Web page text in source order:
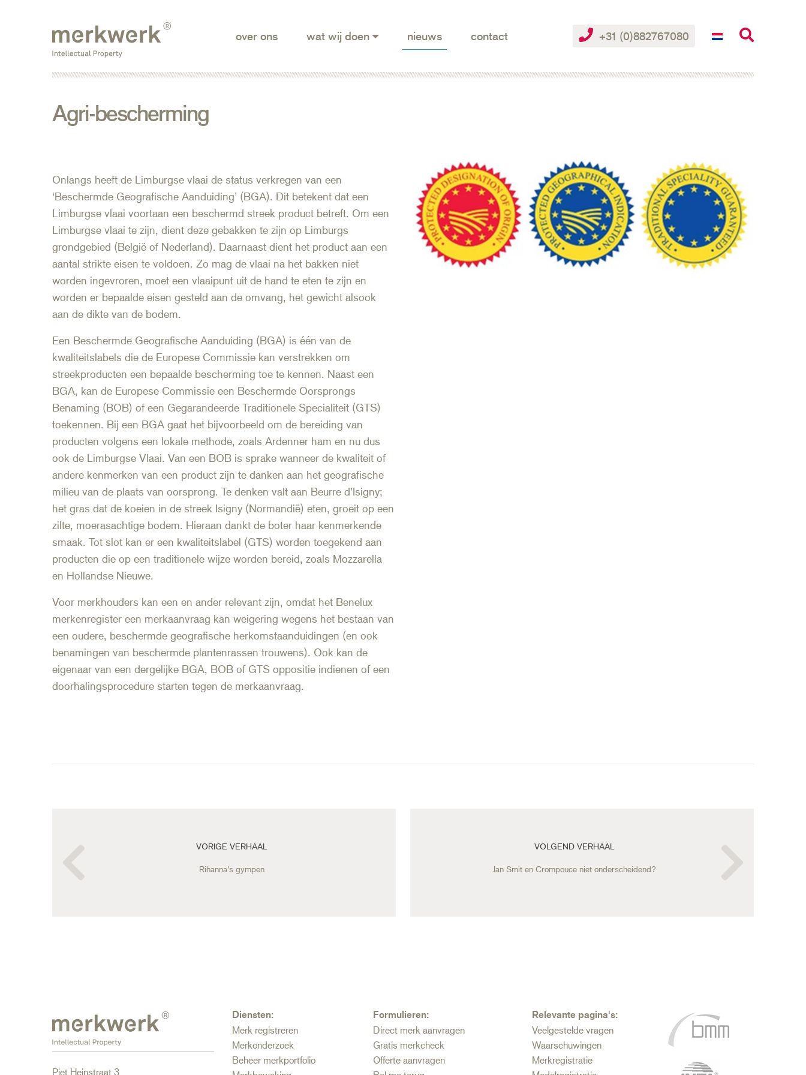
over ons wat wij doen nieuws contact +31 (0)882767080
Agri-bescherming
Onlangs heeft de Limburgse vlaai de status verkregen van een
‘Beschermde Geografische Aanduiding’ (BGA). Dit betekent dat een
Limburgse vlaai voortaan een beschermd streek product betreft. Om een
Limburgse vlaai te zijn, dient deze gebakken te zijn op Limburgs
grondgebied (België of Nederland). Daarnaast dient het product aan een
aantal strikte eisen te voldoen. Zo mag de vlaai na het bakken niet
worden ingevroren, moet een vlaaipunt uit de hand te eten te zijn en
worden er bepaalde eisen gesteld aan de omvang, het gewicht alsook
aan de dikte van de bodem.
Een Beschermde Geografische Aanduiding (BGA) is één van de
kwaliteitslabels die de Europese Commissie kan verstrekken om
streekproducten een bepaalde bescherming toe te kennen. Naast een
BGA, kan de Europese Commissie een Beschermde Oorsprongs
Benaming (BOB) of een Gegarandeerde Traditionele Specialiteit (GTS)
toekennen. Bij een BGA gaat het bijvoorbeeld om de bereiding van
producten volgens een lokale methode, zoals Ardenner ham en nu dus
ook de Limburgse Vlaai. Van een BOB is sprake wanneer de kwaliteit of
andere kenmerken van een product zijn te danken aan het geografische
milieu van de plaats van oorsprong. Te denken valt aan Beurre d’Isigny;
het gras dat de koeien in de streek Isigny (Normandië) eten, groeit op een
zilte, moerasachtige bodem. Hieraan dankt de boter haar kenmerkende
smaak. Tot slot kan er een kwaliteitslabel (GTS) worden toegekend aan
producten die op een traditionele wijze worden bereid, zoals Mozzarella
en Hollandse Nieuwe.
Voor merkhouders kan een en ander relevant zijn, omdat het Benelux
merkenregister een merkaanvraag kan weigering wegens het bestaan van
een oudere, beschermde geografische herkomstaanduidingen (en ook
benamingen van beschermde plantenrassen trouwens). Ook kan de
eigenaar van een dergelijke BGA, BOB of GTS oppositie indienen of een
doorhalingsprocedure starten tegen de merkaanvraag.
navigatie
VOLGEND VERHAAL
Jan Smit en Crompouce niet onderscheidend?
VORIGE VERHAAL
Rihanna’s gympen
Piet Heinstraat 3
Diensten:
Merk registreren
Merkonderzoek
Beheer merkportfolio
Formulieren:
Direct merk aanvragen
Gratis merkcheck
Offerte aanvragen
Relevante pagina's:
Veelgestelde vragen
Waarschuwingen
Merkregistratie